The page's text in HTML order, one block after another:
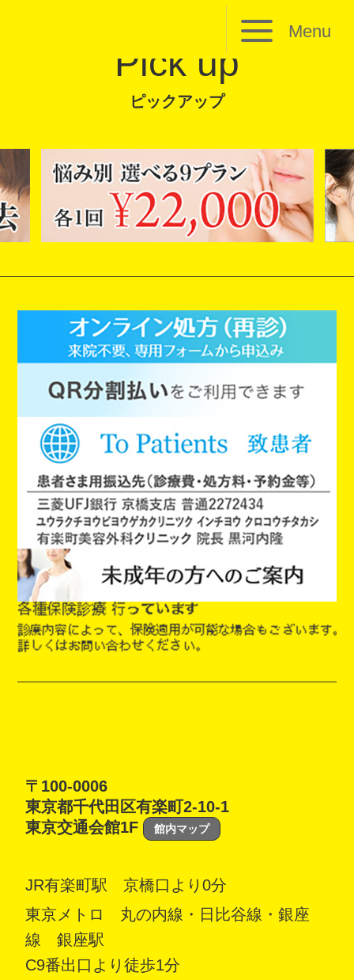
Menu
Pick up
ピックアップ
〒100-0006
東京都千代田区有楽町2-10-1
東京交通会館1F
館内マップ
JR有楽町駅 京橋口より0分
東京メトロ 丸の内線・日比谷線・銀座
線 銀座駅
C9番出口より徒歩1分